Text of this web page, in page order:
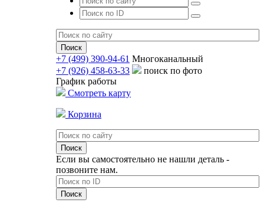
+7 (499) 390-94-61 Многоканальный
+7 (926) 458-63-33
поиск по фото
График работы
Смотреть карту
Корзина
Если вы самостоятельно не нашли деталь -
позвоните нам.